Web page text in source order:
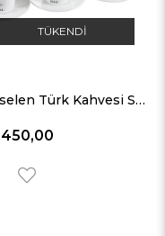
Porselen Türk Kahvesi Seti 6'lı